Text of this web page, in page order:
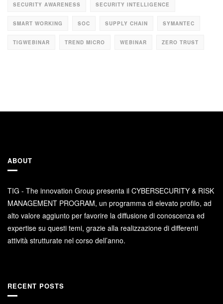
SECURITY AWARENESS SECURITY INTELLIGENCE
SMART WORKING SOC SUPPLY CHAIN SYMANTEC
TIGWEBINAR TREND MICRO WEBINAR ZERO TRUST
ABOUT
TIG - The innovation Group presenta il CYBERSECURITY & RISK
MANAGEMENT PROGRAM, un programma di elevato profilo, ad
alto valore aggiunto per favorire la diffusione di conoscenza ed
expertise su questi temi, grazie alla realizzazione di differenti
attività strutturate nel corso dell’anno.
RECENT POSTS